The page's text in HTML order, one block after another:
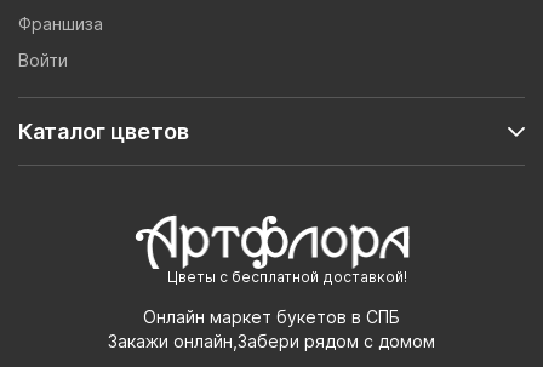
Цветы с бесплатной доставкой!
Онлайн маркет букетов в СПБ
Закажи онлайн,Забери рядом с домом
Франшиза
Войти
Каталог цветов